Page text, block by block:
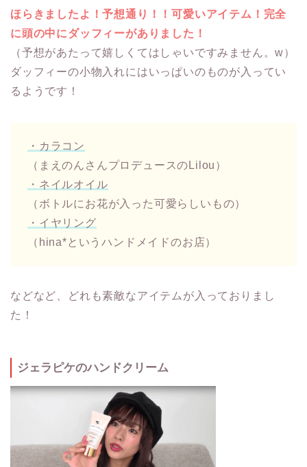
ほらきましたよ！予想通り！！可愛いアイテム！完全
に頭の中にダッフィーがありました！
（予想があたって嬉しくてはしゃいですみません。w）
ダッフィーの小物入れにはいっぱいのものが入ってい
るようです！
・カラコン
（まえのんさんプロデュースのLilou）
・ネイルオイル
（ボトルにお花が入った可愛らしいもの）
・イヤリング
（hina*というハンドメイドのお店）
などなど、どれも素敵なアイテムが入っておりまし
た！
ジェラピケのハンドクリーム